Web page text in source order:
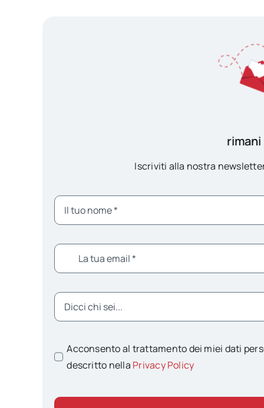
Iscriviti alla nostra
Acconsento al trattamento dei miei dati
descritto nella Privacy Policy